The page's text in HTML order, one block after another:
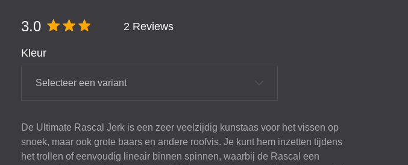
3.0 2 Reviews
Kleur
Selecteer een variant
De Ultimate Rascal Jerk is een zeer veelzijdig kunstaas voor het vissen op
snoek, maar ook grote baars en andere roofvis. Je kunt hem inzetten tijdens
het trollen of eenvoudig lineair binnen spinnen, waarbij de Rascal een